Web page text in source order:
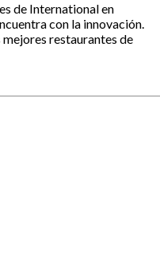
de International en
con la innovación.
restaurantes de